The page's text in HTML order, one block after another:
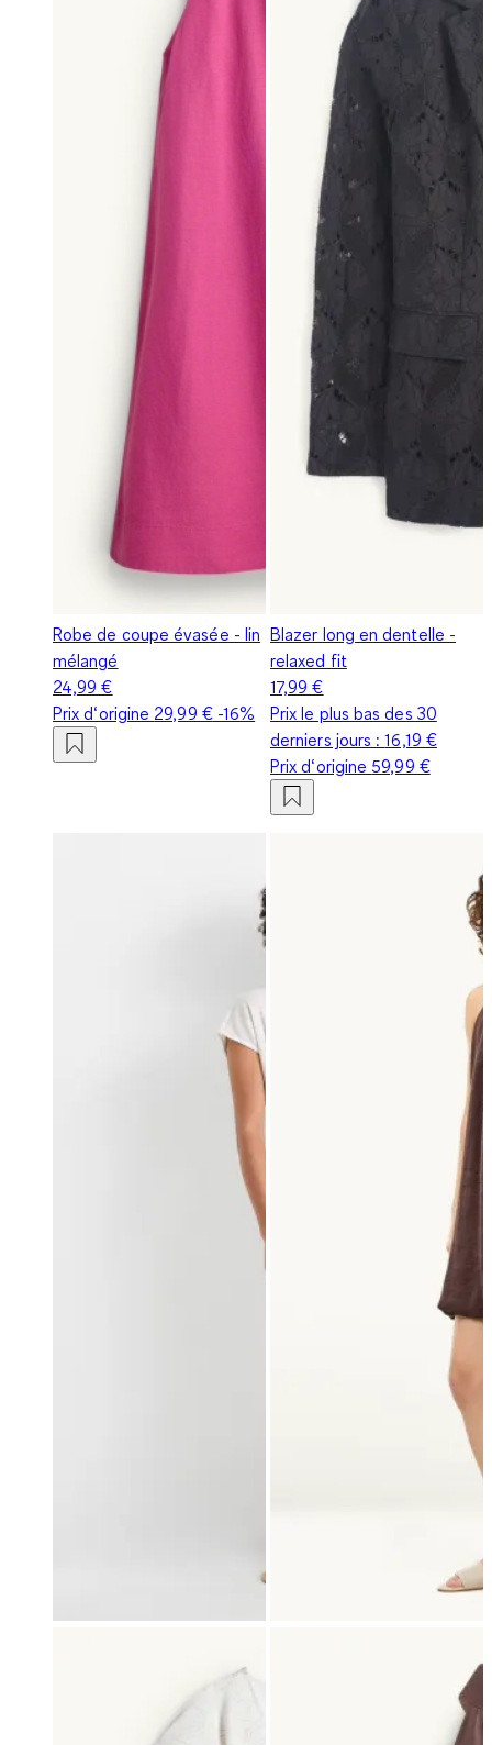
Robe de coupe évasée - lin
mélangé
24,99 €
Prix d‘origine 29,99 €-16%
Blazer long en dentelle -
relaxed fit
17,99 €
Prix le plus bas des 30
derniers jours :16,19 €
Prix d‘origine 59,99 €